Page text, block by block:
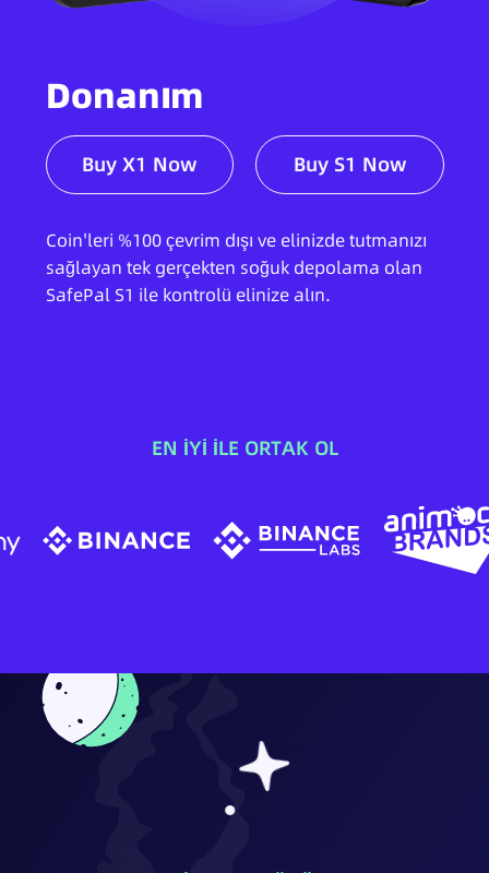
Donanım
Buy X1 Now Buy S1 Now
Coin'leri %100 çevrim dışı ve elinizde tutmanızı
sağlayan tek gerçekten soğuk depolama olan
SafePal S1 ile kontrolü elinize alın.
EN İYİ İLE ORTAK OL